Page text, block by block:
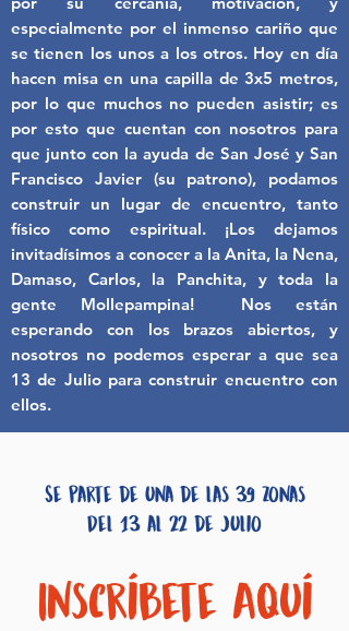
especialmente por el inmenso cariño que
se tienen los unos a los otros. Hoy en día
hacen misa en una capilla de 3x5 metros,
por lo que muchos no pueden asistir; es
por esto que cuentan con nosotros para
que junto con la ayuda de San José y San
Francisco Javier (su patrono), podamos
construir un lugar de encuentro, tanto
físico como espiritual. ¡Los dejamos
invitadísimos a conocer a la Anita, la Nena,
Damaso, Carlos, la Panchita, y toda la
gente Mollepampina! Nos están
esperando con los brazos abiertos, y
nosotros no podemos esperar a que sea
13 de Julio para construir encuentro con
ellos.
Se parte de una de las 39 zonas
Del 13 al 22 de Julio
Inscríbete Aquí